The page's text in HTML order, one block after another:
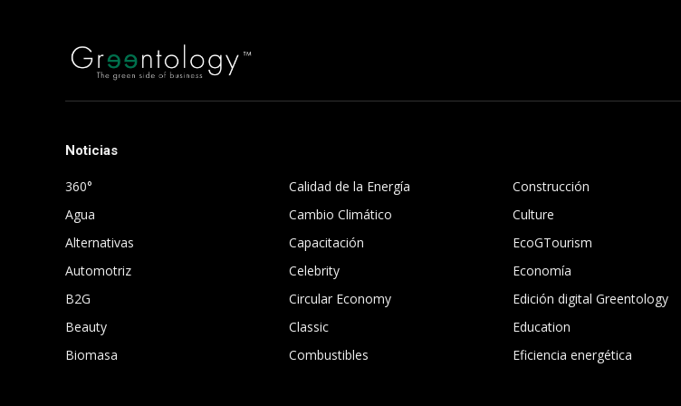
Noticias
360°
Agua
Alternativas
Automotriz
B2G
Beauty
Biomasa
Calidad de la Energía
Cambio Climático
Capacitación
Celebrity
Circular Economy
Classic
Combustibles
Construcción
Culture
EcoGTourism
Economía
Edición digital Greentology
Education
Eficiencia energética